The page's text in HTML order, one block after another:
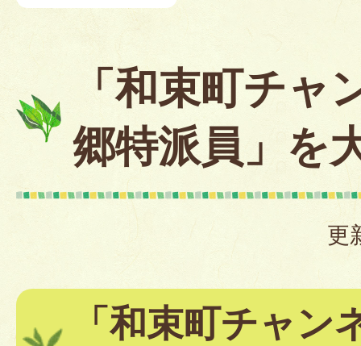
「和束町チャ
郷特派員」を
更
「和束町チャン